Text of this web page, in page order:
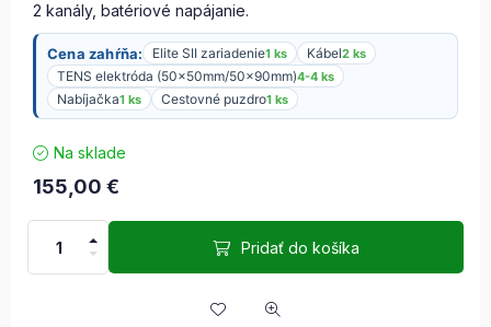
2 kanály, batériové napájanie.
Cena zahŕňa: Elite SII zariadenie1 ks Kábel2 ks
TENS elektróda (50x50mm/50x90mm)4-4 ks
Nabíjačka1 ks Cestovné puzdro1 ks
Na sklade
155,00 €
Pridať do košíka